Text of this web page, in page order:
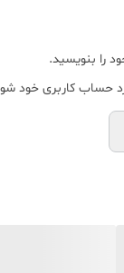
را بنویسید.
حساب کاربری خود